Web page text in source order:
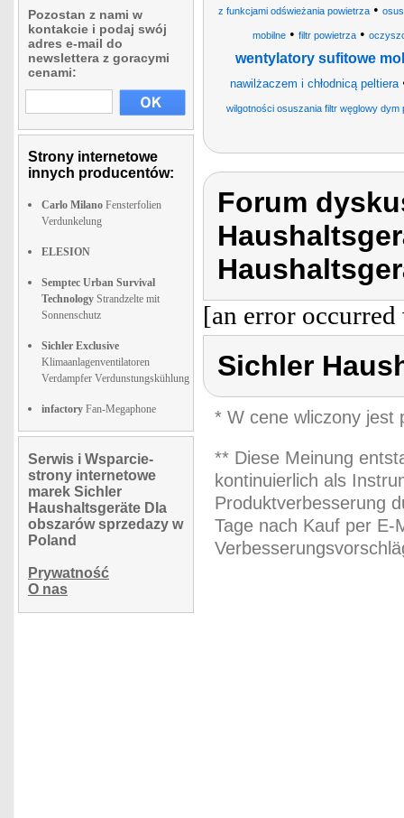
Pozostan z nami w
kontakcie i podaj swój
adres e-mail do
newslettera z goracymi
cenami:
Strony internetowe
innych producentów:
Carlo Milano Fensterfolien
Verdunkelung
ELESION
Semptec Urban Survival
Technology Strandzelte mit
Sonnenschutz
Sichler Exclusive
Klimaanlagenventilatoren
Verdampfer Verdunstungskühlung
infactory Fan-Megaphone
Serwis i Wsparcie-
strony internetowe
marek Sichler
Haushaltsgeräte Dla
obszarów sprzedazy w
Poland
Prywatność
O nas
z funkcjami odświeżania powietrza•
mobilne• filtr powietrza•
wentylatory sufitowe
nawilżaczem i chłodnicą peltiera
wilgotności osuszania filtr węglowy dym
Forum
[an error
Sichler
* W cene wliczony jest
** Diese Meinung
kontinuierlich als
Produktverbesserung
Tage nach Kauf per E-